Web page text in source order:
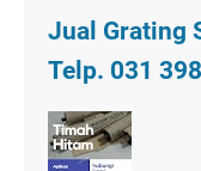
Jual Grating
Telp. 031